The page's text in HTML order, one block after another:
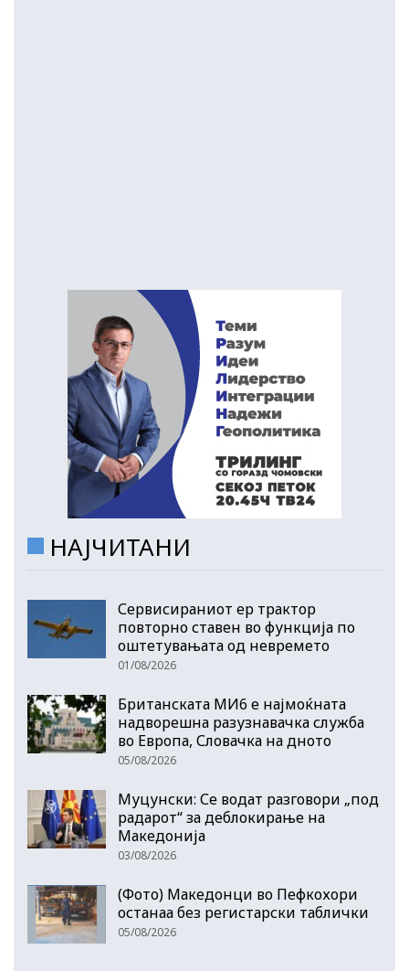
НАЈЧИТАНИ
Сервисираниот ер трактор
повторно ставен во функција по
оштетувањата од невремето
01/08/2026
Британската МИ6 е најмоќната
надворешна разузнавачка служба
во Европа, Словачка на дното
05/08/2026
Муцунски: Се водат разговори „под
радарот“ за деблокирање на
Македонија
03/08/2026
(Фото) Македонци во Пефкохори
останаа без регистарски таблички
05/08/2026